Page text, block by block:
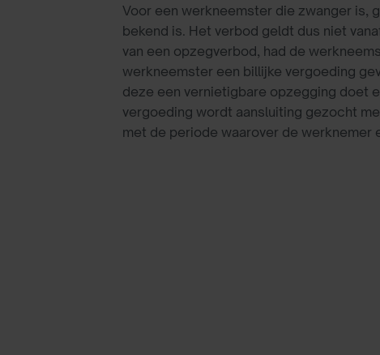
Voor een werkneemster die zwanger is,
bekend is. Het verbod geldt dus niet
van een opzegverbod, had de
werkneemster een billijke vergoeding
deze een vernietigbare opzegging doet
vergoeding wordt aansluiting gezocht
met de periode waarover de